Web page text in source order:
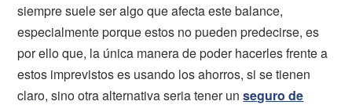
siempre suele ser algo que afecta este balance,
especialmente porque estos no pueden predecirse, es
por ello que, la única manera de poder hacerles frente a
estos imprevistos es usando los ahorros, si se tienen
claro, sino otra alternativa seria tener unseguro de